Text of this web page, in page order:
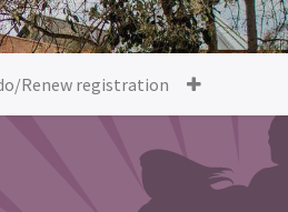
Renew registration